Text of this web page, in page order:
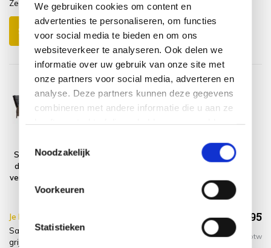
We gebruiken cookies om content en
advertenties te personaliseren, om functies
voor social media te bieden en om ons
websiteverkeer te analyseren. Ook delen we
informatie over uw gebruik van onze site met
onze partners voor social media, adverteren en
analyse. Deze partners kunnen deze gegevens
combineren met andere informatie die u aan ze
Noodzakelijk
Voorkeuren
Statistieken
Zeer te vreden
Schrijf je eigen review
San Marino hoek
dining loungeset
verstelbaar 7-delig
grijs rechts
Je bespaart €5.00,- €1.693,95 €1.688,95
San Marino hoek dining loungeset verstelbaar 7-delig
grijs rechts + hoes
Incl. btw